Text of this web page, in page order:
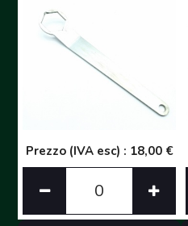
Prezzo (IVA esc) : 18,00 €